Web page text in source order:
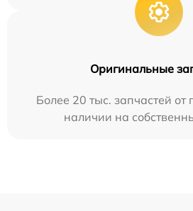
Оригинальные
Более 20 тыс. запчастей от
наличии на